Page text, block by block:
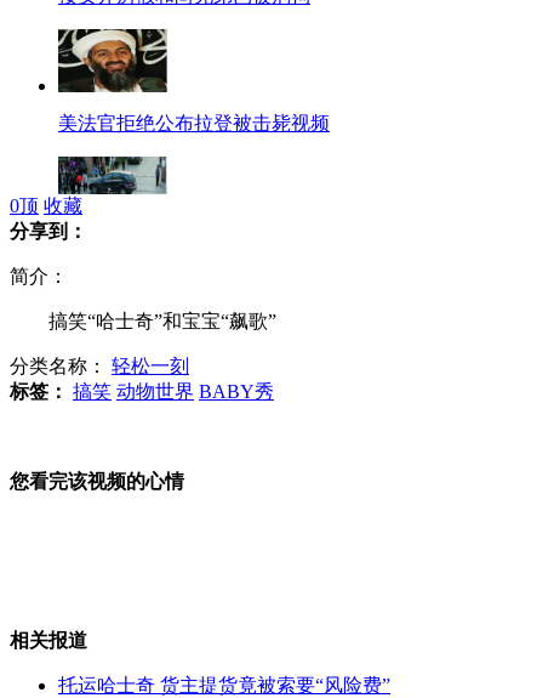
美法官拒绝公布拉登被击毙视频
美公布似金属航母掠过太阳表面照片
铁路警方抓获内衣藏毒女子
0顶 收藏
分享到：
简介：
搞笑“哈士奇”和宝宝“飙歌”
分类名称： 轻松一刻
标签： 搞笑 动物世界 BABY秀
您看完该视频的心情
相关报道
托运哈士奇 货主提货竟被索要“风险费”